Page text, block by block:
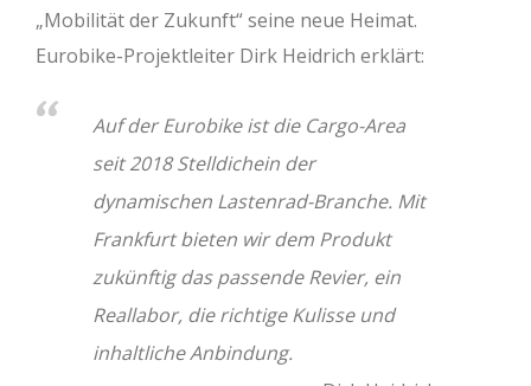
„Mobilität der Zukunft“ seine neue Heimat.
Eurobike-Projektleiter Dirk Heidrich erklärt:
Auf der Eurobike ist die Cargo-Area
seit 2018 Stelldichein der
dynamischen Lastenrad-Branche. Mit
Frankfurt bieten wir dem Produkt
zukünftig das passende Revier, ein
Reallabor, die richtige Kulisse und
inhaltliche Anbindung.